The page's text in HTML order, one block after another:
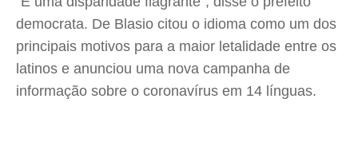
democrata. De Blasio citou o idioma como um dos
principais motivos para a maior letalidade entre os
latinos e anunciou uma nova campanha de
informação sobre o coronavírus em 14 línguas.